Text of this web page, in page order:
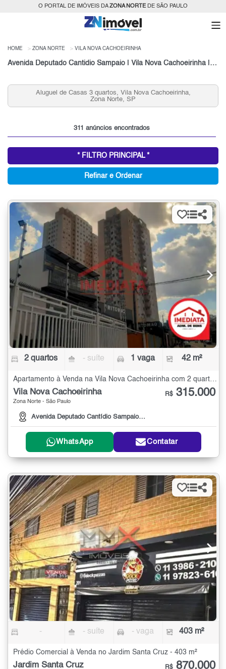
O PORTAL DE IMÓVEIS DAZONA NORTEDE SÃO PAULO
HOME ZONA NORTE VILA NOVA CACHOEIRINHA
Avenida Deputado Cantidio Sampaio | Vila Nova Cachoeirinha | São Paulo
Aluguel de Casas 3 quartos, Vila Nova Cachoeirinha,
Zona Norte, SP
311 anúncios encontrados
* FILTRO PRINCIPAL *
Refinar e Ordenar
2 quartos - suíte 1 vaga 42 m²
Apartamento à Venda na Vila Nova Cachoeirinha com 2 quartos - 42 m²
Vila Nova Cachoeirinha
Zona Norte - São Paulo
Avenida Deputado Cantídio Sampaio, 473
R$ 315.000
WhatsApp Contatar
- - suíte - vaga 403 m²
Prédio Comercial à Venda no Jardim Santa Cruz - 403 m²
Jardim Santa Cruz R$ 870.000